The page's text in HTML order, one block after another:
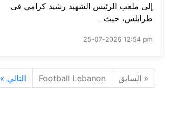
إلى ملعب الرئيس الشهيد رشيد كرامي في
طرابلس، حيث...
25-07-2026 12:54 pm
« السابق Football Lebanon التالي »